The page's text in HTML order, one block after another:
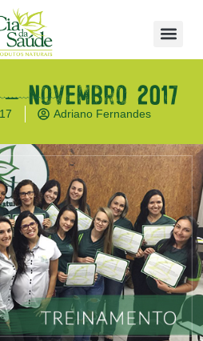
Novembro 2017
Adriano Fernandes